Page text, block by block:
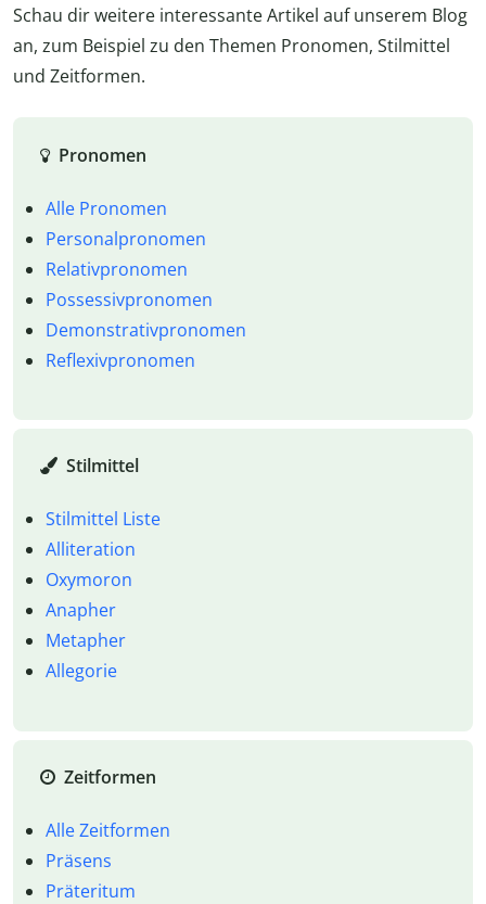
Schau dir weitere interessante Artikel auf unserem Blog
an, zum Beispiel zu den Themen Pronomen, Stilmittel
und Zeitformen.
Pronomen
Alle Pronomen
Personalpronomen
Relativpronomen
Possessivpronomen
Demonstrativpronomen
Reflexivpronomen
Stilmittel
Stilmittel Liste
Alliteration
Oxymoron
Anapher
Metapher
Allegorie
Zeitformen
Alle Zeitformen
Präsens
Präteritum